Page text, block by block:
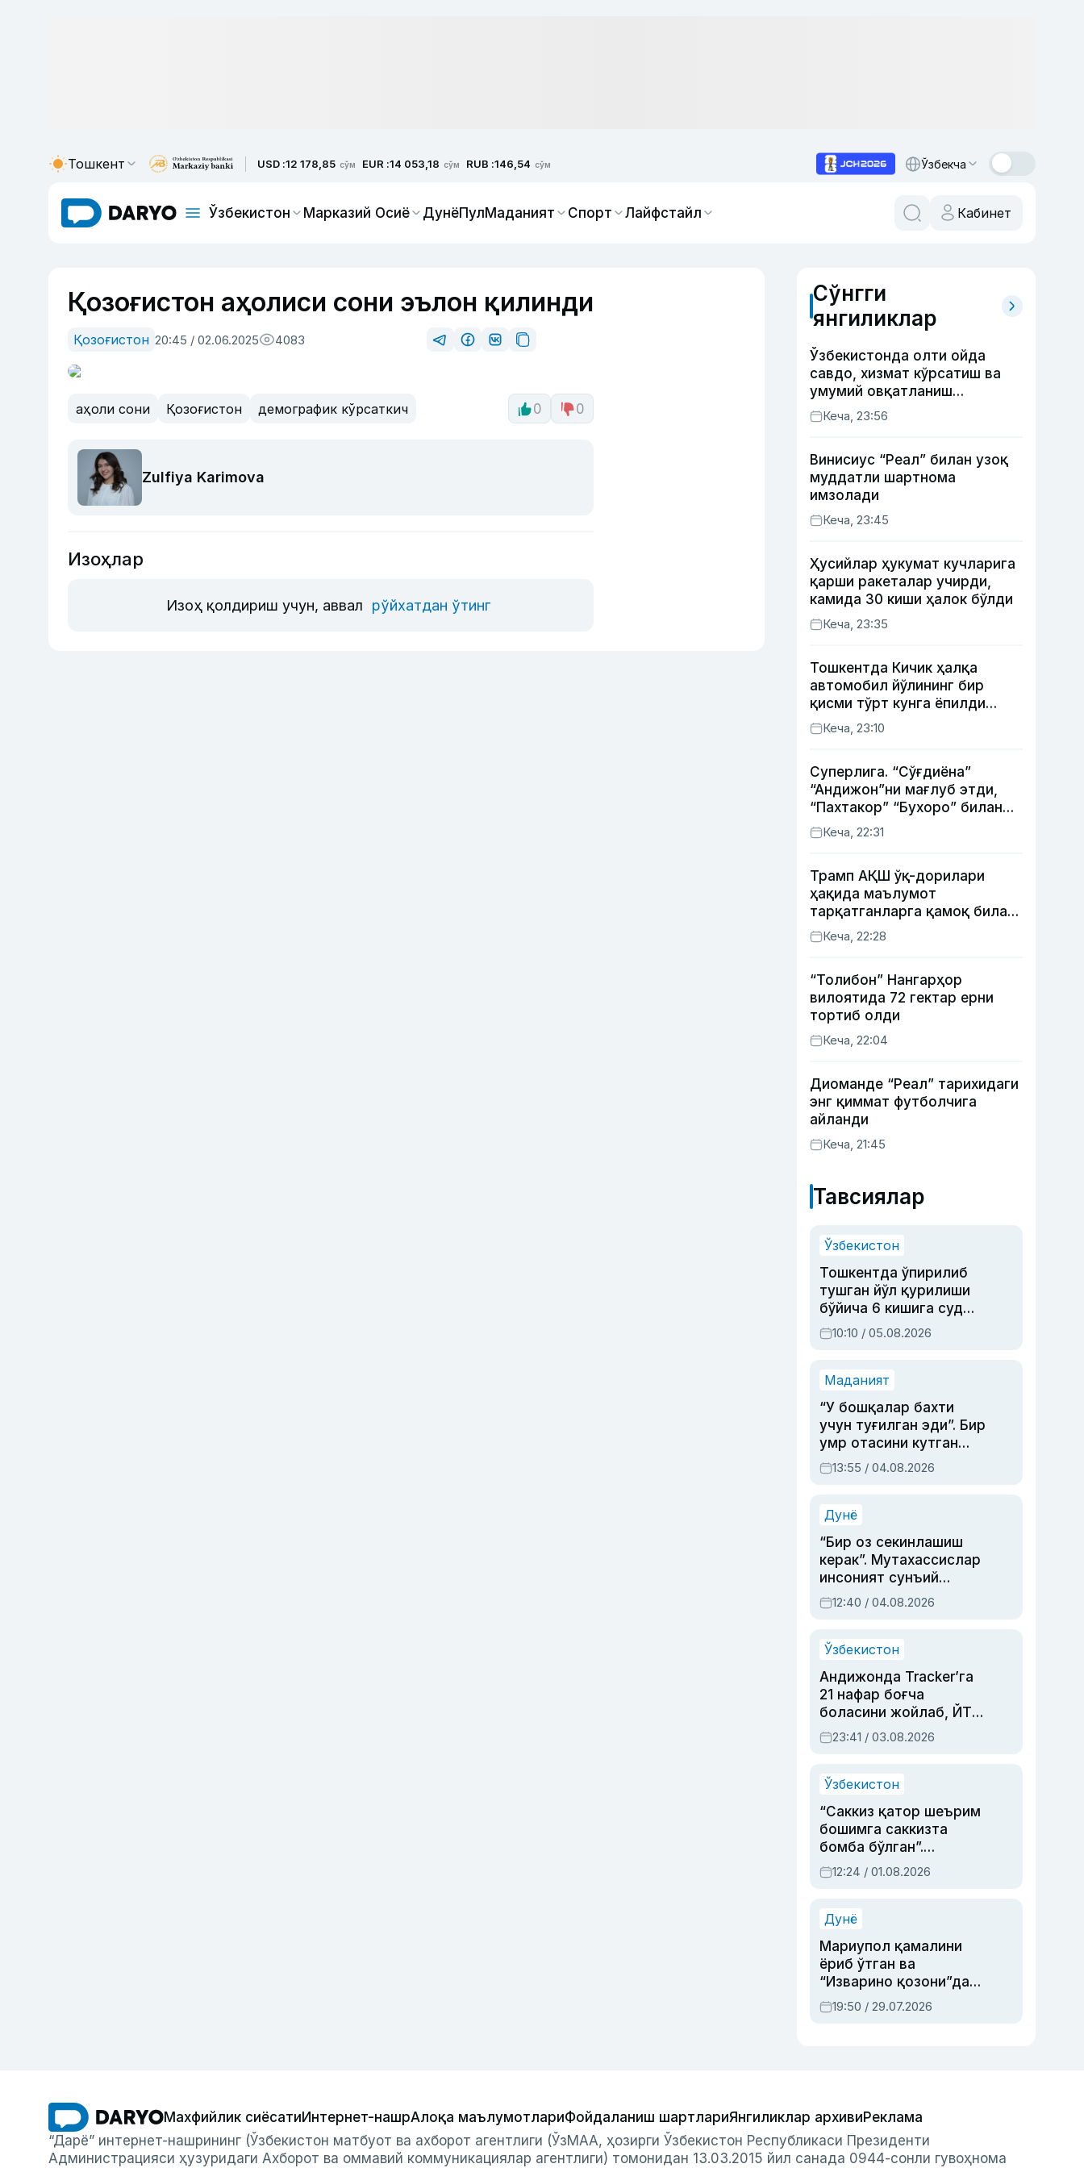
Тошкент USD :12 178,85 сўм EUR :14 053,18 сўм RUB :146,54 сўм Ўзбекча
Ўзбекистон Марказий Осиё ДунёПулМаданият Спорт Лайфстайл Кабинет
Қозоғистон аҳолиси сони эълон қилинди
Қозоғистон 20:45 / 02.06.2025 4083
аҳоли сони Қозоғистон демографик кўрсаткич 0 0
Zulfiya Karimova
Изоҳлар
Изоҳ қолдириш учун, аввал рўйхатдан ўтинг
Сўнгги
янгиликлар
Ўзбекистонда олти ойда
савдо, хизмат кўрсатиш ва
умумий овқатланиш
корхоналари қанча солиқ
тўлагани очиқланди
Кеча, 23:56
Винисиус “Реал” билан узоқ
муддатли шартнома
имзолади
Кеча, 23:45
Ҳусийлар ҳукумат кучларига
қарши ракеталар учирди,
камида 30 киши ҳалок бўлди
Кеча, 23:35
Тошкентда Кичик ҳалқа
автомобил йўлининг бир
қисми тўрт кунга ёпилди
(харита)
Кеча, 23:10
Суперлига. “Сўғдиёна”
“Андижон”ни мағлуб этди,
“Пахтакор” “Бухоро” билан
жанговар дуранг қайд этди
Кеча, 22:31
Трамп АҚШ ўқ-дорилари
ҳақида маълумот
тарқатганларга қамоқ билан
таҳдид қилди
Кеча, 22:28
“Толибон” Нангарҳор
вилоятида 72 гектар ерни
тортиб олди
Кеча, 22:04
Диоманде “Реал” тарихидаги
энг қиммат футболчига
айланди
Кеча, 21:45
Тавсиялар
Ўзбекистон
Тошкентда ўпирилиб
тушган йўл қурилиши
бўйича 6 кишига суд
ҳукми ўқилди
10:10 / 05.08.2026
Маданият
“У бошқалар бахти
учун туғилган эди”. Бир
умр отасини кутган
актриса ва дубльяж
устаси Римма
синовларга тўла ҳаёти
13:55 / 04.08.2026
Дунё
“Бир оз секинлашиш
керак”. Мутахассислар
инсоният сунъий
интеллектни бошқара
олмай қолишидан
12:40 / 04.08.2026
Ўзбекистон
Андижонда Tracker’га
21 нафар боғча
боласини жойлаб, ЙТҲ
содир этган аёлга суд
ҳукми ўқилди
23:41 / 03.08.2026
Ўзбекистон
“Саккиз қатор шеърим
бошимга саккизта
бомба бўлган”.
Абдулла Ориповни
сиёсий айбловлардан
12:24 / 01.08.2026
Дунё
Мариупол қамалини
ёриб ўтган ва
“Изварино қозони”дан
чиққан қаҳрамон —
Украина армияси бош
19:50 / 29.07.2026
Махфийлик сиёсатиИнтернет-нашрАлоқа маълумотлариФойдаланиш шартлариЯнгиликлар архивиРеклама
“Дарё” интернет-нашрининг (Ўзбекистон матбуот ва ахборот агентлиги (ЎзМАА, ҳозирги Ўзбекистон Республикаси Президенти
Администрацияси ҳузуридаги Ахборот ва оммавий коммуникациялар агентлиги) томонидан 13.03.2015 йил санада 0944-сонли гувоҳнома